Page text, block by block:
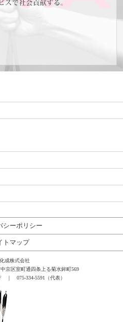
シーポリシー
トマップ
成株式会社
京区室町通四条上る菊水鉾町569
｜ 075-334-5591（代表）